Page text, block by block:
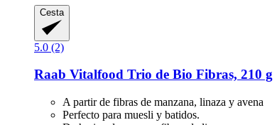
Cesta
5.0 (2)
Raab Vitalfood Trio de Bio Fibras, 210 g
A partir de fibras de manzana, linaza y avena
Perfecto para muesli y batidos.